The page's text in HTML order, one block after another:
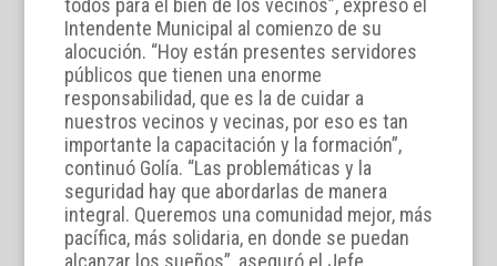
todos para el bien de los vecinos”, expresó el
Intendente Municipal al comienzo de su
alocución. “Hoy están presentes servidores
públicos que tienen una enorme
responsabilidad, que es la de cuidar a
nuestros vecinos y vecinas, por eso es tan
importante la capacitación y la formación”,
continuó Golía. “Las problemáticas y la
seguridad hay que abordarlas de manera
integral. Queremos una comunidad mejor, más
pacífica, más solidaria, en donde se puedan
alcanzar los sueños”, aseguró el Jefe